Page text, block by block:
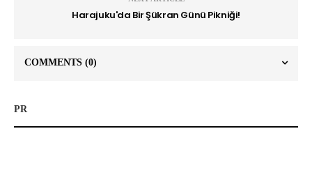
Harajuku'da Bir Şükran Günü Pikniği!
COMMENTS (0)
PR